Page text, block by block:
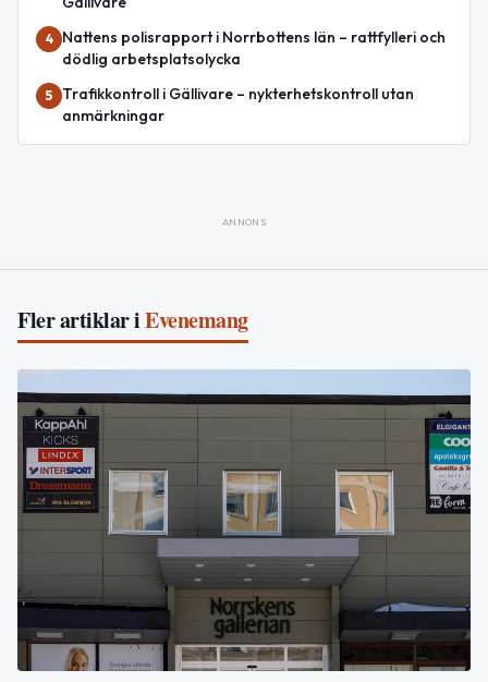
4
Nattens polisrapport i Norrbottens län – rattfylleri och
dödlig arbetsplatsolycka
5
Trafikkontroll i Gällivare – nykterhetskontroll utan
anmärkningar
ANNONS
Fler artiklar iEvenemang